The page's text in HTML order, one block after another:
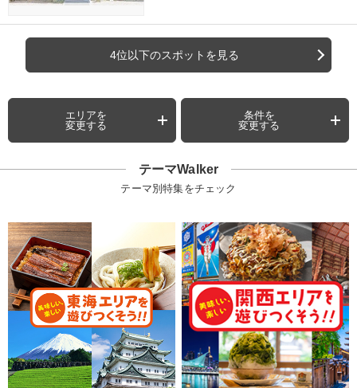
4位以下のスポットを見る
エリアを
変更する
条件を
変更する
テーマWalker
テーマ別特集をチェック